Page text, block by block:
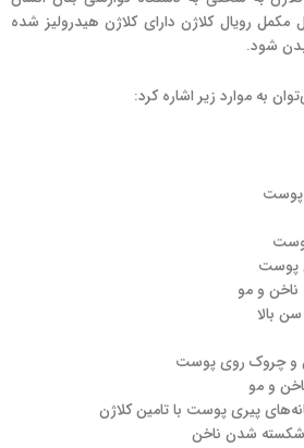
رویال کلاژن دارای کلاژن هیدرولیز شده
شود.
به موارد زیر اشاره کرد:
پوست
پوست
و مو
بالا
و چروک روی پوست
و مو
پیری پوست با تامین کلاژن
شکسته شدن ناخن